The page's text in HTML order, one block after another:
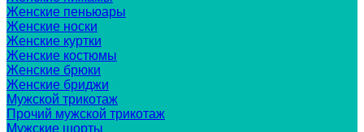
Женские пеньюары
Женские носки
Женские куртки
Женские костюмы
Женские брюки
Женские бриджи
Мужской трикотаж
Прочий мужской трикотаж
Мужские шорты